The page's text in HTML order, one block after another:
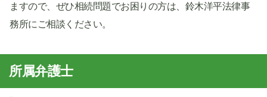
ますので、ぜひ相続問題でお困りの方は、鈴木洋平法律事
務所にご相談ください。
所属弁護士